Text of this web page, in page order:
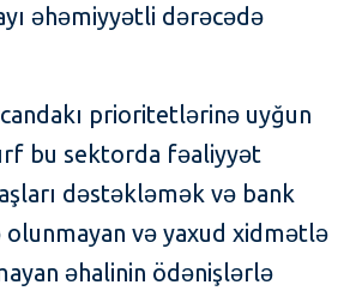
əhəmiyyətli dərəcədə
prioritetlərinə uyğun
bu sektorda fəaliyyət
dəstəkləmək və bank
və yaxud xidmətlə
əhalinin ödənişlərlə